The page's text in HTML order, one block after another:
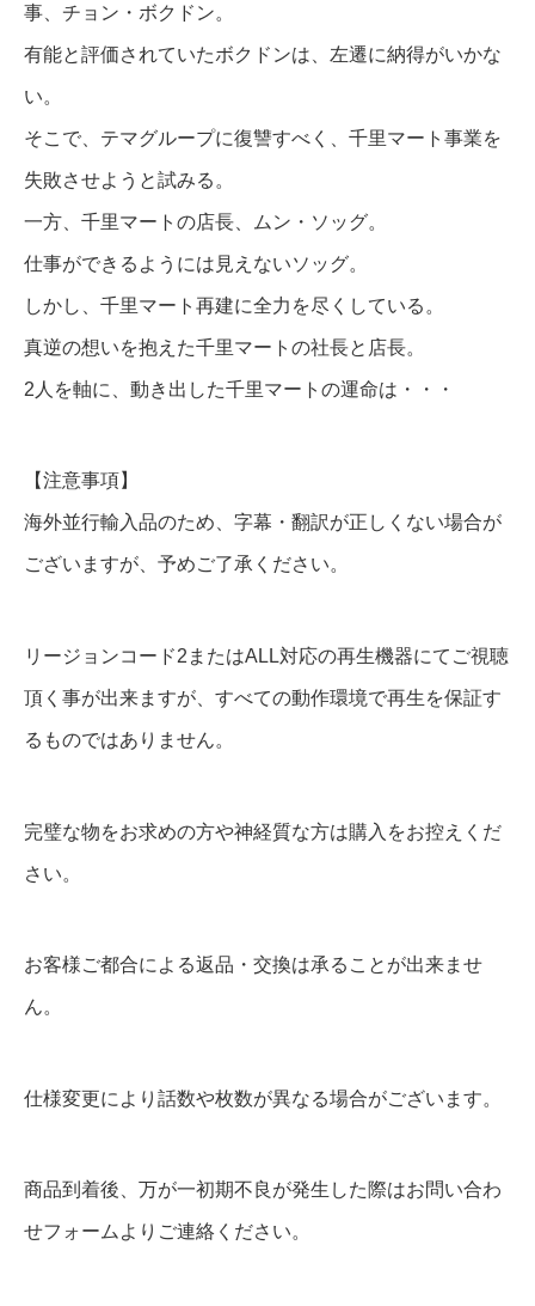
事、チョン・ボクドン。
有能と評価されていたボクドンは、左遷に納得がいかな
い。
そこで、テマグループに復讐すべく、千里マート事業を
失敗させようと試みる。
一方、千里マートの店長、ムン・ソッグ。
仕事ができるようには見えないソッグ。
しかし、千里マート再建に全力を尽くしている。
真逆の想いを抱えた千里マートの社長と店長。
2人を軸に、動き出した千里マートの運命は・・・
【注意事項】
海外並行輸入品のため、字幕・翻訳が正しくない場合が
ございますが、予めご了承ください。
リージョンコード2またはALL対応の再生機器にてご視聴
頂く事が出来ますが、すべての動作環境で再生を保証す
るものではありません。
完璧な物をお求めの方や神経質な方は購入をお控えくだ
さい。
お客様ご都合による返品・交換は承ることが出来ませ
ん。
仕様変更により話数や枚数が異なる場合がございます。
商品到着後、万が一初期不良が発生した際はお問い合わ
せフォームよりご連絡ください。